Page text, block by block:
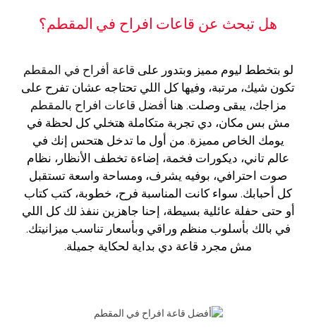
هل تبحث عن قاعات افراح في المقطم؟
لو بتخطط ليوم مميز وبتدور على قاعة أفراح في المقطم
تكون شيك، مرتبة، وفيها كل اللي تحتاجه عشان تفرح على
مزاجك، يبقى وصلت. هنا أفضل قاعات افراح بالمقطم
مش بس مكان، دي تجربة متكاملة هتخلي كل لحظة في
يومك الخاص مميزة. من أول ما تدخل هتحس إنك في
عالم تاني، ديكورات فخمة، إضاءة تخطف الأنظار، نظام
صوت احترافي، بوفيه يشرف، ومساحة واسعة تستقبل
كل أحبابك. سواء كانت المناسبة فرح، خطوبة، كتب كتاب
أو حتى حفلة عائلية بسيطة، إحنا جاهزين ننفذ لك كل اللي
في بالك بأسلوب منظم وراقي وبأسعار تناسب ميزانيتك.
مش مجرد قاعة دي بداية لحكاية جميلة.